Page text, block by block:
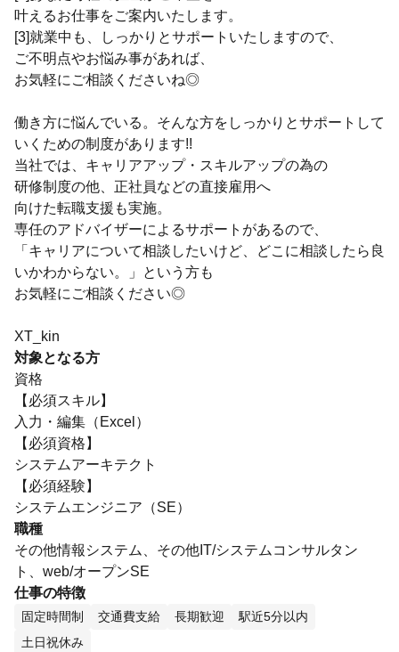
叶えるお仕事をご案内いたします。
[3]就業中も、しっかりとサポートいたしますので、
ご不明点やお悩み事があれば、
お気軽にご相談くださいね◎
働き方に悩んでいる。そんな方をしっかりとサポートして
いくための制度があります!!
当社では、キャリアアップ・スキルアップの為の
研修制度の他、正社員などの直接雇用へ
向けた転職支援も実施。
専任のアドバイザーによるサポートがあるので、
「キャリアについて相談したいけど、どこに相談したら良
いかわからない。」という方も
お気軽にご相談ください◎
XT_kin
対象となる方
資格
【必須スキル】
入力・編集（Excel）
【必須資格】
システムアーキテクト
【必須経験】
システムエンジニア（SE）
職種
その他情報システム、その他IT/システムコンサルタン
ト、web/オープンSE
仕事の特徴
固定時間制 交通費支給 長期歓迎
駅近5分以内
土日祝休み